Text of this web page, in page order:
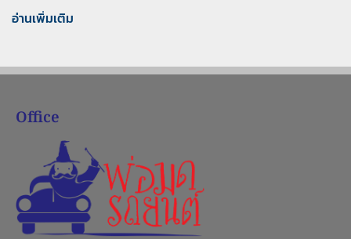
อ่านเพิ่มเติม
Office